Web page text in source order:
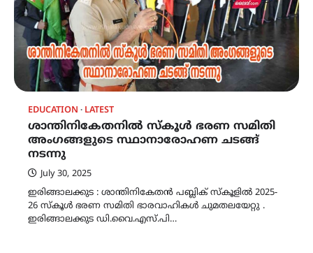
EDUCATION LATEST
ശാന്തിനികേതനിൽ സ്കൂൾ ഭരണ സമിതി
അംഗങ്ങളുടെ സ്ഥാനാരോഹണ ചടങ്ങ്
നടന്നു
July 30, 2025
ഇരിങ്ങാലക്കുട : ശാന്തിനികേതൻ പബ്ലിക് സ്കൂളിൽ 2025-
26 സ്കൂൾ ഭരണ സമിതി ഭാരവാഹികൾ ചുമതലയേറ്റു .
ഇരിങ്ങാലക്കുട ഡി.വൈ.എസ്.പി…